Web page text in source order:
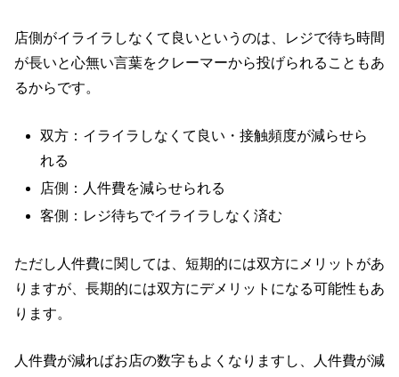
店側がイライラしなくて良いというのは、レジで待ち時間
が長いと心無い言葉をクレーマーから投げられることもあ
るからです。
双方：イライラしなくて良い・接触頻度が減らせら
れる
店側：人件費を減らせられる
客側：レジ待ちでイライラしなく済む
ただし人件費に関しては、短期的には双方にメリットがあ
りますが、長期的には双方にデメリットになる可能性もあ
ります。
人件費が減ればお店の数字もよくなりますし、人件費が減